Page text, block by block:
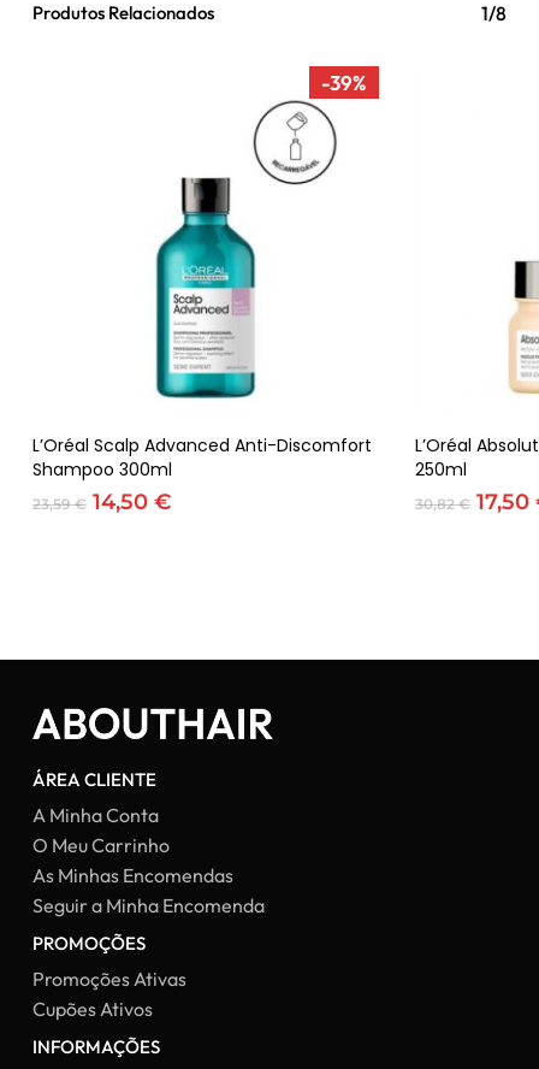
Produtos Relacionados 1/8
-39%
Adicionar
L’Oréal Scalp Advanced Anti-Discomfort
Shampoo 300ml
23,59€ O
14,50 €O
L’Oréal
250ml
30,82€ O
17,50
ÁREA CLIENTE
A Minha Conta
O Meu Carrinho
As Minhas Encomendas
Seguir a Minha Encomenda
PROMOÇÕES
Promoções Ativas
Cupões Ativos
INFORMAÇÕES